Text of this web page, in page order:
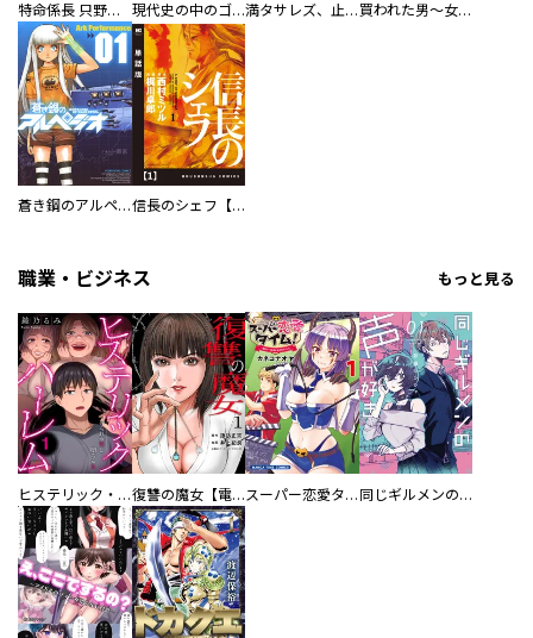
特命係長 只野仁ファイナル 愛蔵版 現代史の中のゴルゴ13 満タサレズ、止メラレズ 買われた男～女性限定快感セラピスト～【描き下ろしおまけ付き特装版】
蒼き鋼のアルペジオ 信長のシェフ【単話版】
職業・ビジネス もっと見る
ヒステリック・ハーレム～搾られる男と堕ちる女～【電子単行本版】 復讐の魔女【電子単行本版】 スーパー恋愛タイム！～現場でドＳな彼女は自宅でデレる～ 同じギルメンの声が好き